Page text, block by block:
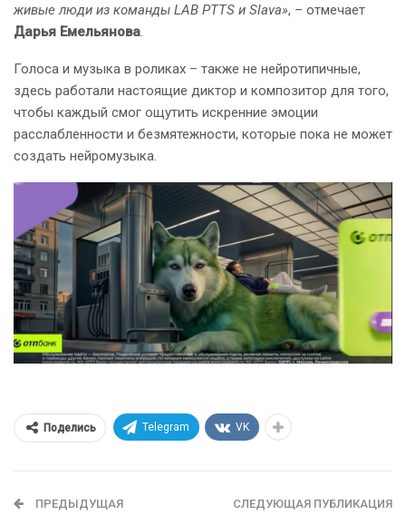
живые люди из команды LAB PTTS и Slava», – отмечает
Дарья Емельянова.
Голоса и музыка в роликах – также не нейротипичные,
здесь работали настоящие диктор и композитор для того,
чтобы каждый смог ощутить искренние эмоции
расслабленности и безмятежности, которые пока не может
создать нейромузыка.
Поделись Telegram VK
ПРЕДЫДУЩАЯ
СЛЕДУЮЩАЯ ПУБЛИКАЦИЯ